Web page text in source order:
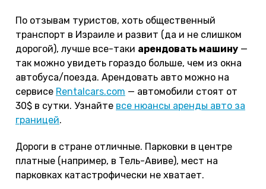
По отзывам туристов, хоть общественный
транспорт в Израиле и развит (да и не слишком
дорогой), лучше все-таки арендовать машину —
так можно увидеть гораздо больше, чем из окна
автобуса/поезда. Арендовать авто можно на
сервисе Rentalcars.com — автомобили стоят от
30$ в сутки. Узнайте все нюансы аренды авто за
границей.
Дороги в стране отличные. Парковки в центре
платные (например, в Тель-Авиве), мест на
парковках катастрофически не хватает.